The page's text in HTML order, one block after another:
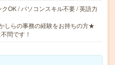
OK / パソコンスキル不要 / 英語力
しらの事務の経験をお持ちの方★
問です！